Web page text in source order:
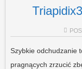
Szybkie odchudzanie
pragnących zrzucić